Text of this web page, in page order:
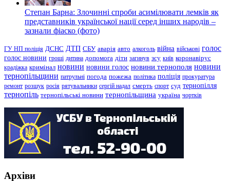
Степан Барна: Злочинні спроби асимілювати лемків як
представників української нації серед інших народів –
зазнали фіаско (фото)
ГУ НП поліція ДСНС ДТП СБУ аварія авто алкоголь війна військові голос
голос новини гроші дитина допомога діти загинув зсу київ коронавірус
крадіжка кримінал новини новини голос новини тернополя новини
тернопільщини патрульні погода пожежа політика поліція прокуратура
ремонт розшук росія рятувальники сергій надал смерть спорт суд тернопілля
тернопіль тернопільські новини тернопільщина україна чортків
Архіви